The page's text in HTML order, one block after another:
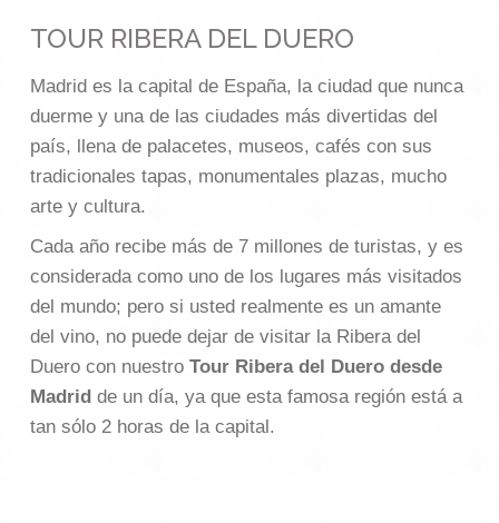
TOUR RIBERA DEL DUERO
Madrid es la capital de España, la ciudad que nunca
duerme y una de las ciudades más divertidas del
país, llena de palacetes, museos, cafés con sus
tradicionales tapas, monumentales plazas, mucho
arte y cultura.
Cada año recibe más de 7 millones de turistas, y es
considerada como uno de los lugares más visitados
del mundo; pero si usted realmente es un amante
del vino, no puede dejar de visitar la Ribera del
Duero con nuestro Tour Ribera del Duero desde
Madridde un día, ya que esta famosa región está a
tan sólo 2 horas de la capital.